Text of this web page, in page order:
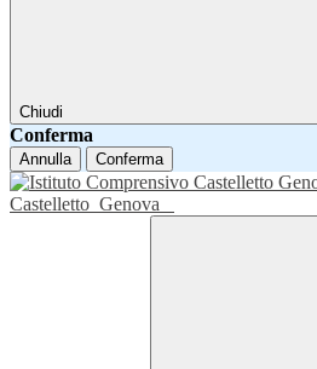
Chiudi
Conferma
Annulla Conferma
Castelletto Genova